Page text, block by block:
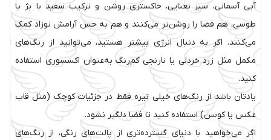
آبی آسمانی، سبز نعنایی، خاکستری روشن و ترکیب سفید با بژ یا
طوسی، هم فضا را روشن‌تر می‌کنند و هم به حس آرامش نوزاد کمک
می‌کنند. اگر به دنبال انرژی بیشتر هستید، می‌توانید از رنگ‌های
مکمل مثل زرد خردلی یا نارنجی کم‌رنگ به‌عنوان اکسسوری استفاده
کنید.
یادتان باشد از رنگ‌های خیلی تیره فقط در جزئیات کوچک (مثل قاب
عکس یا کوسن) استفاده کنید تا فضا دلگیر نشود.
اگر می‌خواهید با دنیای گسترده‌تری از پالت‌های رنگی، از رنگ‌های